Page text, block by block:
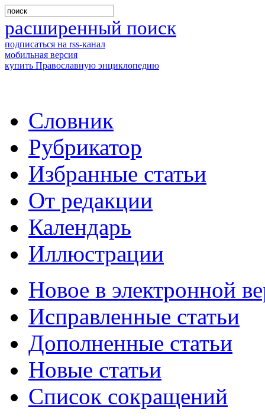
расширенный поиск
подписаться на rss-канал
мобильная версия
купить Православную энциклопедию
Словник
Рубрикатор
Избранные статьи
От редакции
Календарь
Иллюстрации
Новое в электронной
Исправленные статьи
Дополненные статьи
Новые статьи
Список сокращений